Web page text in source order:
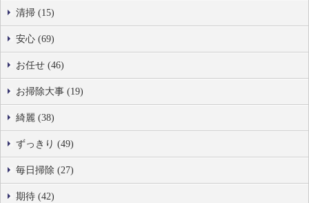
清掃 (15)
安心 (69)
お任せ (46)
お掃除大事 (19)
綺麗 (38)
ずっきり (49)
毎日掃除 (27)
期待 (42)